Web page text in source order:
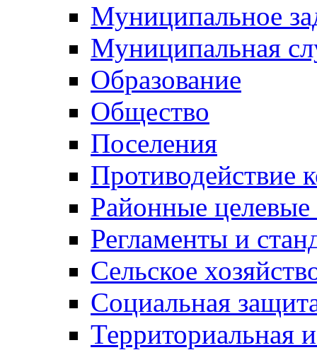
Муниципальное
Муниципальная
Образование
Общество
Поселения
Противодействие
Районные
Регламенты и
Сельское
Социальная
Территориальная